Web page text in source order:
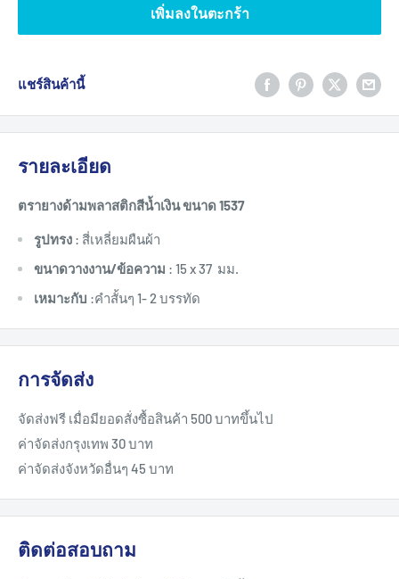
เพิ่มลงในตะกร้า
แชร์สินค้านี้
รายละเอียด
ตรายางด้ามพลาสติกสีน้ำเงิน ขนาด 1537
รูปทรง : สี่เหลี่ยมผืนผ้า
ขนาดวางงาน/ข้อความ : 15 x 37 มม.
เหมาะกับ :คำสั้นๆ 1- 2 บรรทัด
การจัดส่ง
จัดส่งฟรี เมื่อมียอดสั่งซื้อสินค้า 500 บาทขึ้นไป
ค่าจัดส่งกรุงเทพ 30 บาท
ค่าจัดส่งจังหวัดอื่นๆ 45 บาท
ติดต่อสอบถาม